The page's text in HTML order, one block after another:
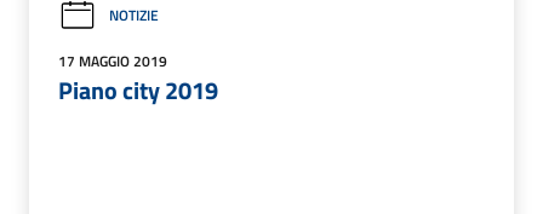
NOTIZIE
17 MAGGIO 2019
Piano city 2019